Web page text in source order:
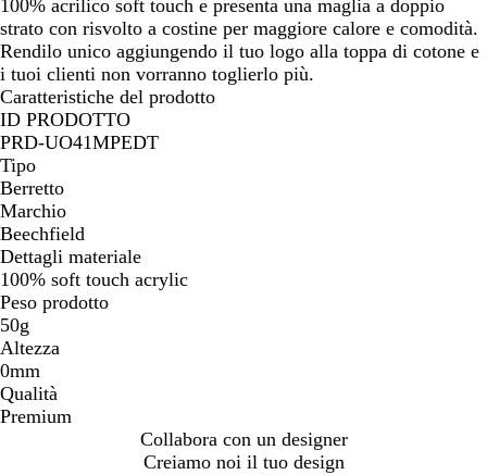
o
g
r
a
f
i
t
e
i
a
n
c
o
a
v
o
r
i
o
c
o
/
B
i
a
n
c
o
a
v
o
r
i
o
i
g
i
o
c
h
i
a
r
o
i
c
o
/
B
i
a
n
c
o
a
v
o
r
i
o
n
g
e
/
N
e
r
o
g
l
i
a
/
B
i
a
n
c
o
a
v
o
r
i
o
100% acrilico soft touch e presenta una maglia a doppio
strato con risvolto a costine per maggiore calore e comodità.
Rendilo unico aggiungendo il tuo logo alla toppa di cotone e
i tuoi clienti non vorranno toglierlo più.
Caratteristiche del prodotto
ID PRODOTTO
PRD-UO41MPEDT
Tipo
Berretto
Marchio
Beechfield
Dettagli materiale
100% soft touch acrylic
Peso prodotto
50g
Altezza
0mm
Qualità
Premium
Collabora con un designer
Creiamo noi il tuo design